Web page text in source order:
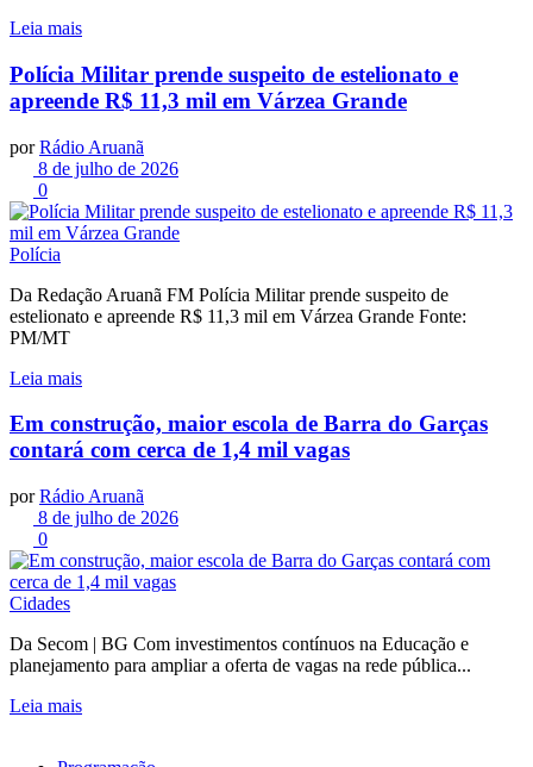
Leia mais
Polícia Militar prende suspeito de estelionato e
apreende R$ 11,3 mil em Várzea Grande
por Rádio Aruanã
8 de julho de 2026
0
Polícia
Da Redação Aruanã FM Polícia Militar prende suspeito de
estelionato e apreende R$ 11,3 mil em Várzea Grande Fonte:
PM/MT
Leia mais
Em construção, maior escola de Barra do Garças
contará com cerca de 1,4 mil vagas
por Rádio Aruanã
8 de julho de 2026
0
Cidades
Da Secom | BG Com investimentos contínuos na Educação e
planejamento para ampliar a oferta de vagas na rede pública...
Leia mais